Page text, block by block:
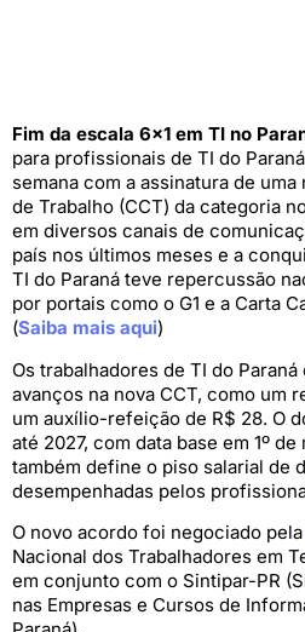
Fim da escala 6×1 em TI no
para profissionais de TI do
semana com a assinatura de
de Trabalho (CCT) da categoria
em diversos canais de
país nos últimos meses e a
TI do Paraná teve repercussão
por portais como o G1 e a Carta
(Saiba mais aqui)
Os trabalhadores de TI do
avanços na nova CCT, como um
um auxílio-refeição de R$ 28. O
até 2027, com data base em 1º
também define o piso salarial de
desempenhadas pelos
O novo acordo foi negociado pela
Nacional dos Trabalhadores em
em conjunto com o Sintipar-PR
nas Empresas e Cursos de